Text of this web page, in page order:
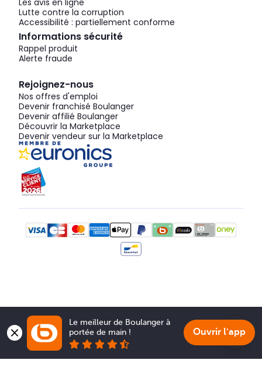
Les avis en ligne
Lutte contre la corruption
Accessibilité : partiellement conforme
Informations sécurité
Rappel produit
Alerte fraude
Rejoignez-nous
Nos offres d'emploi
Devenir franchisé Boulanger
Devenir affilié Boulanger
Découvrir la Marketplace
Devenir vendeur sur la Marketplace
Le meilleur de Boulanger à
portée de main !
Ouvrir l'app